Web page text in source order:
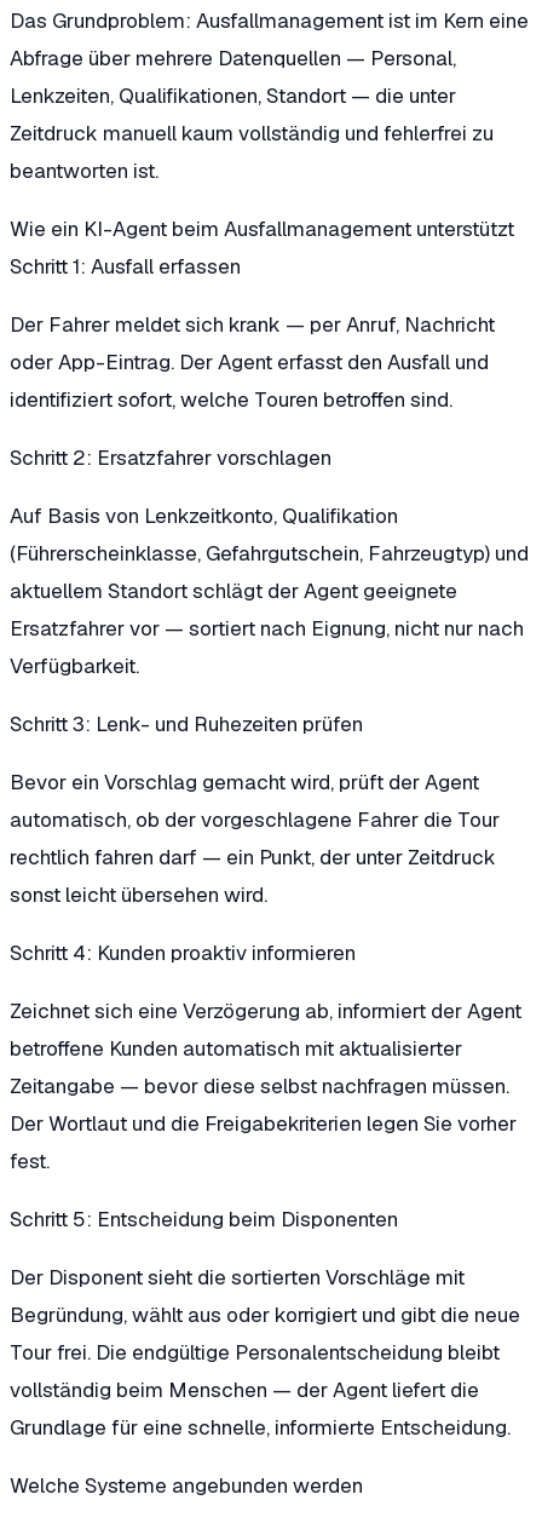
Das Grundproblem: Ausfallmanagement ist im Kern eine
Abfrage über mehrere Datenquellen — Personal,
Lenkzeiten, Qualifikationen, Standort — die unter
Zeitdruck manuell kaum vollständig und fehlerfrei zu
beantworten ist.
Wie ein KI-Agent beim Ausfallmanagement unterstützt
Schritt 1: Ausfall erfassen
Der Fahrer meldet sich krank — per Anruf, Nachricht
oder App-Eintrag. Der Agent erfasst den Ausfall und
identifiziert sofort, welche Touren betroffen sind.
Schritt 2: Ersatzfahrer vorschlagen
Auf Basis von Lenkzeitkonto, Qualifikation
(Führerscheinklasse, Gefahrgutschein, Fahrzeugtyp) und
aktuellem Standort schlägt der Agent geeignete
Ersatzfahrer vor — sortiert nach Eignung, nicht nur nach
Verfügbarkeit.
Schritt 3: Lenk- und Ruhezeiten prüfen
Bevor ein Vorschlag gemacht wird, prüft der Agent
automatisch, ob der vorgeschlagene Fahrer die Tour
rechtlich fahren darf — ein Punkt, der unter Zeitdruck
sonst leicht übersehen wird.
Schritt 4: Kunden proaktiv informieren
Zeichnet sich eine Verzögerung ab, informiert der Agent
betroffene Kunden automatisch mit aktualisierter
Zeitangabe — bevor diese selbst nachfragen müssen.
Der Wortlaut und die Freigabekriterien legen Sie vorher
fest.
Schritt 5: Entscheidung beim Disponenten
Der Disponent sieht die sortierten Vorschläge mit
Begründung, wählt aus oder korrigiert und gibt die neue
Tour frei. Die endgültige Personalentscheidung bleibt
vollständig beim Menschen — der Agent liefert die
Grundlage für eine schnelle, informierte Entscheidung.
Welche Systeme angebunden werden